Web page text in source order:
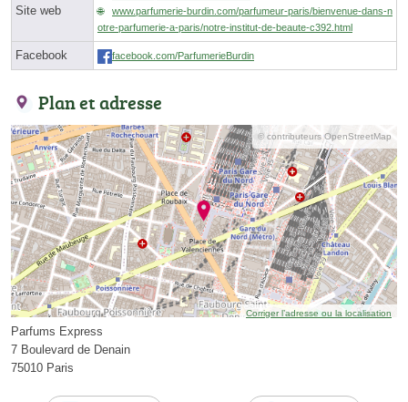
Site web
www.parfumerie-burdin.com/parfumeur-paris/bienvenue-dans-n
otre-parfumerie-a-paris/notre-institut-de-beaute-c392.html
Facebook facebook.com/ParfumerieBurdin
Plan et adresse
© contributeurs OpenStreetMap
Corriger l’adresse ou la localisation
Parfums Express
7 Boulevard de Denain
75010 Paris